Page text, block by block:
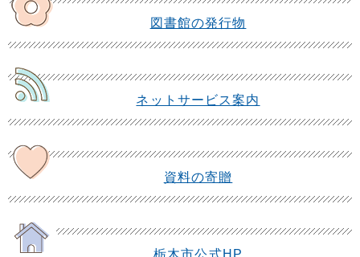
図書館の発行物
ネットサービス案内
資料の寄贈